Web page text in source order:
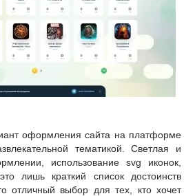
оформления сайта на платформе
тематикой. Светлая и
использование svg иконок,
лишь краткий список достоинств
отличный выбор для тех, кто хочет